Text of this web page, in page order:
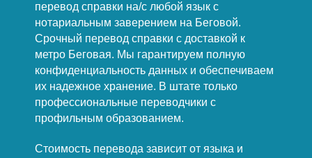
перевод справки на/с любой язык с
нотариальным заверением на Беговой.
Срочный перевод справки с доставкой к
метро Беговая. Мы гарантируем полную
конфиденциальность данных и обеспечиваем
их надежное хранение. В штате только
профессиональные переводчики с
профильным образованием.
Стоимость перевода зависит от языка и